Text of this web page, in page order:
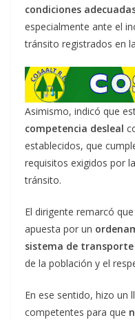
condiciones
especialmente ante el
tránsito registrados en
Asimismo, indicó que
competencia desleal
establecidos, que
requisitos exigidos por
tránsito.
El dirigente remarcó
apuesta por un
sistema de
de la población y el
En ese sentido, hizo un
competentes para que